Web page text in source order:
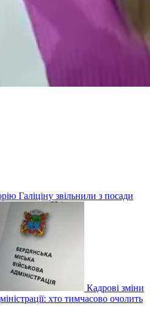
Галіціну звільнили з посади
Кадрові зміни
хто тимчасово очолить